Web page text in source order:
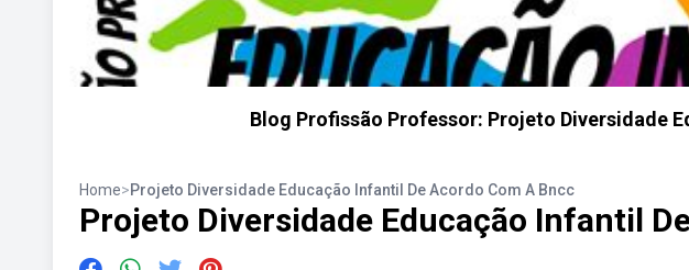
Blog Profissão Professor: Projeto Diversidade
Home>Projeto Diversidade Educação Infantil De Acordo Com A Bncc
Projeto Diversidade Educação Infantil